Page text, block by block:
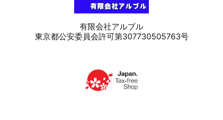
有限会社アルブル
東京都公安委員会許可第307730505763号